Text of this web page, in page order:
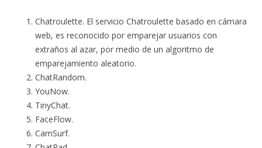
Chatroulette. El servicio Chatroulette basado en cámara
web, es reconocido por emparejar usuarios con
extraños al azar, por medio de un algoritmo de
emparejamiento aleatorio.
ChatRandom.
YouNow.
TinyChat.
FaceFlow.
CamSurf.